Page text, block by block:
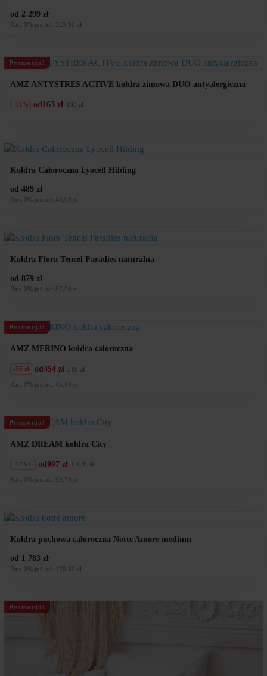
od 2 299 zł
Rata 0% już od: 229,90 zł
Promocja!
AMZ ANTYSTRES ACTIVE kołdra zimowa DUO antyalergiczna
od 183 zł
Pierwotna
zł.
163 zł
Aktualna
zł.
-11%
Kołdra Całoroczna Lyocell Hilding
od 489 zł
Rata 0% już od: 48,90 zł
Kołdra Flora Tencel Paradies naturalna
od 879 zł
Rata 0% już od: 87,90 zł
Promocja!
AMZ MERINO kołdra całoroczna
od 510 zł
Pierwotna
cena
454 zł
Aktualna
cena
-56 zł
Rata 0% już od: 45,40 zł
Promocja!
AMZ DREAM kołdra City
od 1 120 zł
Pierwotna
cena
zł.
997 zł
Aktualna
cena
-123 zł
Rata 0% już od: 99,70 zł
Kołdra puchowa całoroczna Notte Amore medium
od 1 783 zł
Rata 0% już od: 178,30 zł
Promocja!